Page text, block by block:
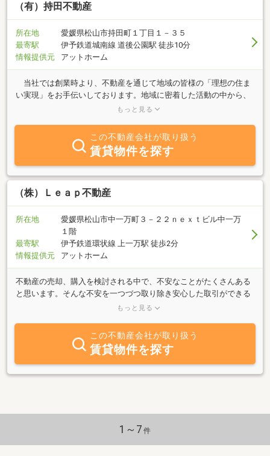
（有）持田不動産
所在地
愛媛県松山市持田町１丁目１－３５
最寄駅
伊予鉄道城南線 道後公園駅 徒歩10分
情報提供元
アットホーム
当社では創業時より、不動産を通じて地域の皆様の「理想の住ま
い実現」をお手伝いしております。地域に密着した活動の中から、
新鮮で確かな物件情報をご提供！新しい暮らしのスタートをしっか
もっと見る
この不動産会社が取り扱う
賃貸物件を探す
（株）Ｌｅａｐ不動産
所在地
愛媛県松山市中一万町３－２２ｎｅｘｔビル中一万
１階
最寄駅
伊予鉄道環状線 上一万駅 徒歩2分
情報提供元
アットホーム
不動産の売却、購入を検討される中で、不安なことがたくさんある
と思います。そんな不安を一つづつ取り除き安心した取引ができる
ようにサポートさせていただきます。弊社では投資用不動産や空家
ん、まずはお気軽にお問い合わせください！
もっと見る
この不動産会社が取り扱う
賃貸物件を探す
1～7 件